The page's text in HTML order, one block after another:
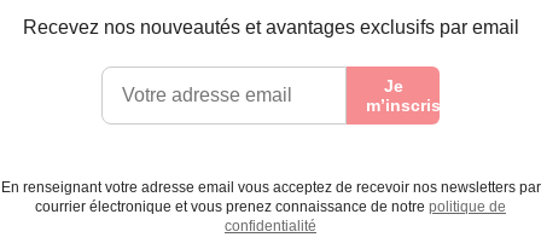
Recevez nos nouveautés et avantages exclusifs par email
Je
m’inscris
En renseignant votre adresse email vous acceptez de recevoir nos newsletters par
courrier électronique et vous prenez connaissance de notre politique de
confidentialité